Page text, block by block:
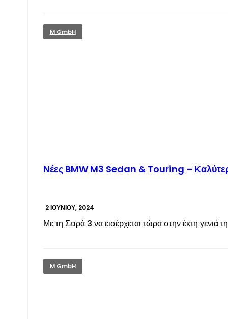
M GmbH
Νέες BMW M3 Sedan & Touring –
2 ΙΟΥΝΊΟΥ, 2024
Με τη Σειρά 3 να εισέρχεται τώρα στην έκτη
M GmbH